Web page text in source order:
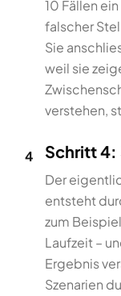
10 Fällen
falscher
Sie
weil sie
verstehen,
4 Schritt 4:
Der
entsteht
zum
Laufzeit –
Ergebnis
Szenarien